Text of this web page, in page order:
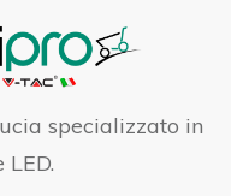
specializzato in